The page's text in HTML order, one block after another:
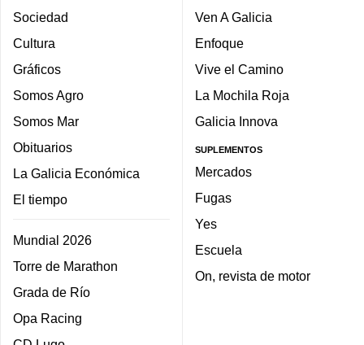
Sociedad
Cultura
Gráficos
Somos Agro
Somos Mar
Obituarios
La Galicia Económica
El tiempo
Mundial 2026
Torre de Marathon
Grada de Río
Opa Racing
Ven A Galicia
Enfoque
Vive el Camino
La Mochila Roja
Galicia Innova
SUPLEMENTOS
Mercados
Fugas
Yes
Escuela
On, revista de motor